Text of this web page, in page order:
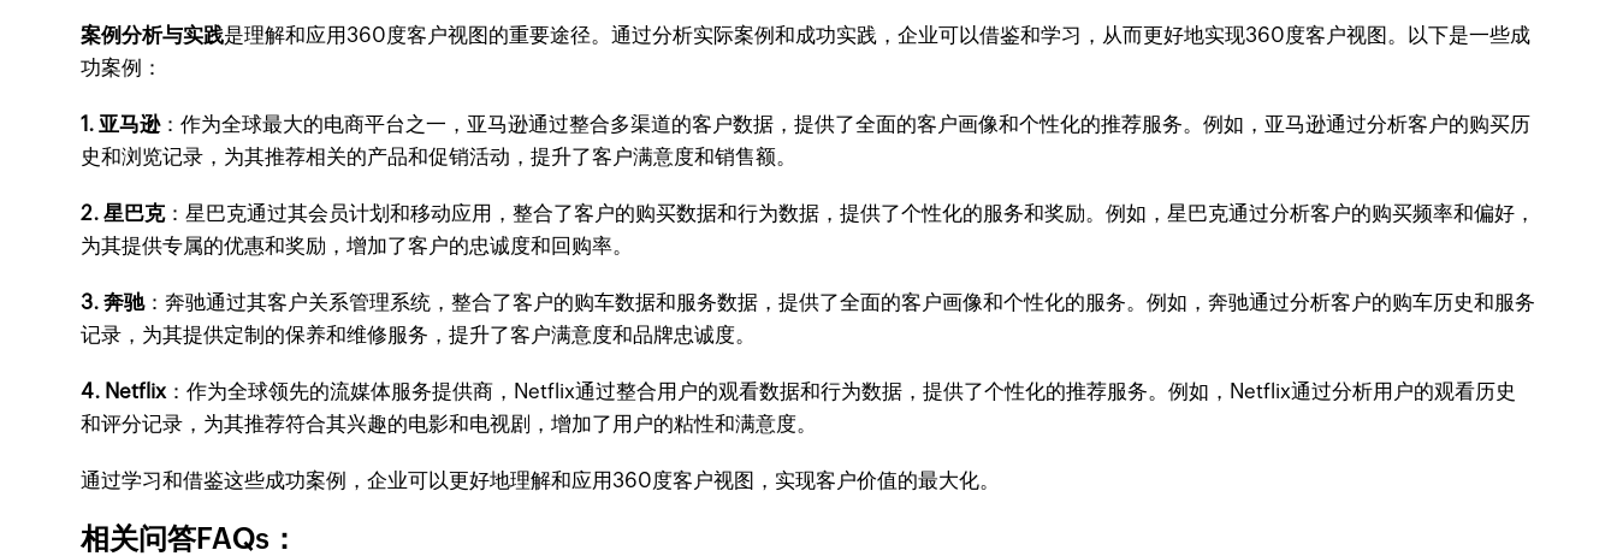
案例分析与实践是理解和应用360度客户视图的重要途径。通过分析实际案例和成功实践，企业可以借鉴和学习，从而更好地实现360度客户视图。以下是一些成
功案例：
1. 亚马逊：作为全球最大的电商平台之一，亚马逊通过整合多渠道的客户数据，提供了全面的客户画像和个性化的推荐服务。例如，亚马逊通过分析客户的购买历
史和浏览记录，为其推荐相关的产品和促销活动，提升了客户满意度和销售额。
2. 星巴克：星巴克通过其会员计划和移动应用，整合了客户的购买数据和行为数据，提供了个性化的服务和奖励。例如，星巴克通过分析客户的购买频率和偏好，
为其提供专属的优惠和奖励，增加了客户的忠诚度和回购率。
3. 奔驰：奔驰通过其客户关系管理系统，整合了客户的购车数据和服务数据，提供了全面的客户画像和个性化的服务。例如，奔驰通过分析客户的购车历史和服务
记录，为其提供定制的保养和维修服务，提升了客户满意度和品牌忠诚度。
4. Netflix：作为全球领先的流媒体服务提供商，Netflix通过整合用户的观看数据和行为数据，提供了个性化的推荐服务。例如，Netflix通过分析用户的观看历史
和评分记录，为其推荐符合其兴趣的电影和电视剧，增加了用户的粘性和满意度。
通过学习和借鉴这些成功案例，企业可以更好地理解和应用360度客户视图，实现客户价值的最大化。
相关问答FAQs：